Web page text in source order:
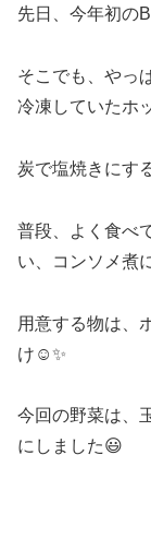
先日、今年初の
そこでも、やっ
冷凍していたホ
炭で塩焼きにす
普段、よく食べ
い、コンソメ煮
用意する物は、
け☺️✨
今回の野菜は、
にしました😃